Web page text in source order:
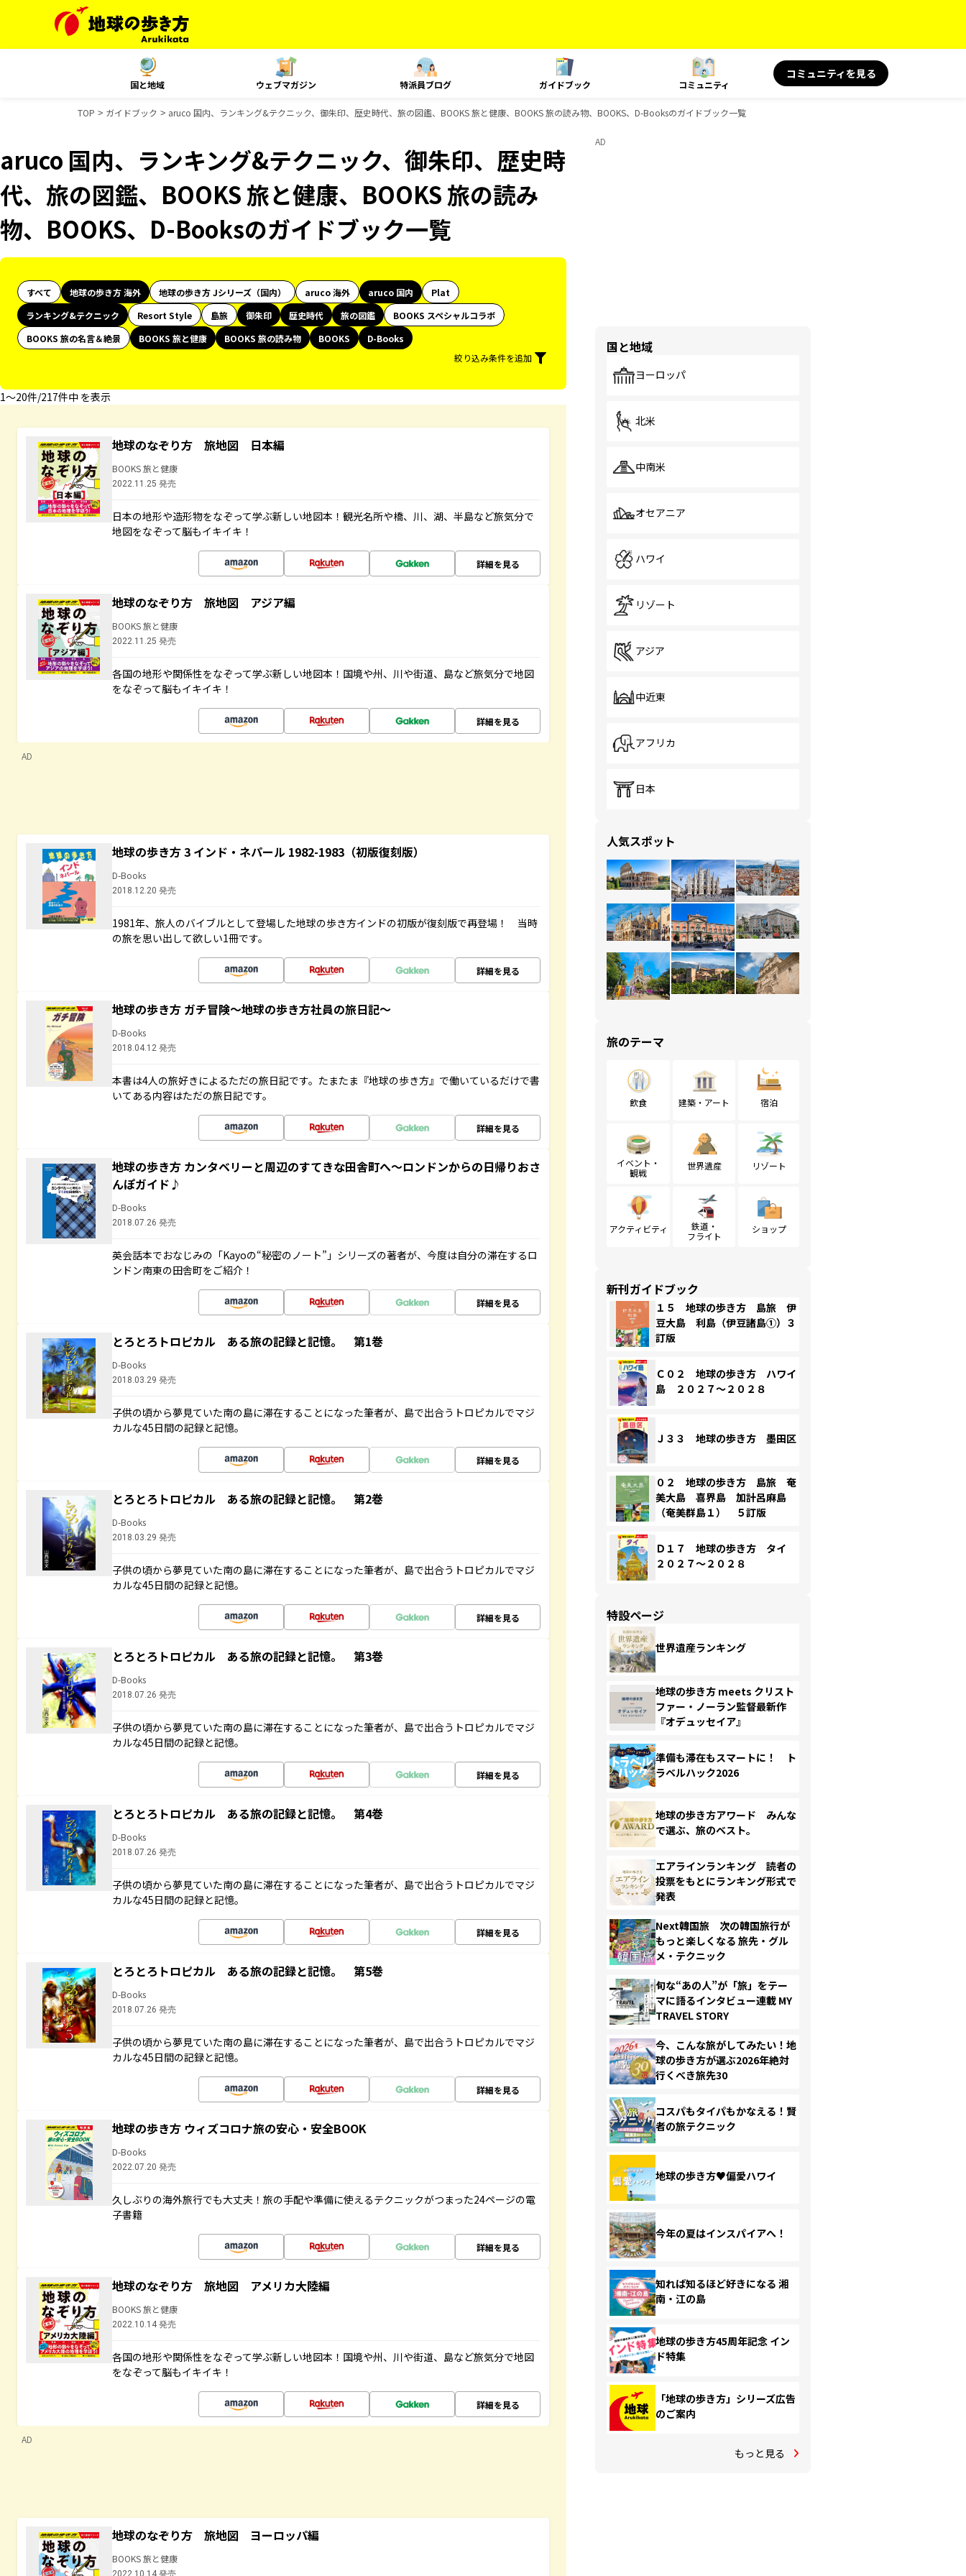
国と地域 ウェブマガジン 特派員ブログ ガイドブック コミュニティ
コミュニティを見る
TOP ガイドブック aruco 国内、ランキング&テクニック、御朱印、歴史時代、旅の図鑑、BOOKS 旅と健康、BOOKS 旅の読み物、BOOKS、D-Booksのガイドブック一覧
aruco 国内、ランキング&テクニック、御朱印、歴史時
代、旅の図鑑、BOOKS 旅と健康、BOOKS 旅の読み
物、BOOKS、D-Booksのガイドブック一覧
すべて 地球の歩き方 海外 地球の歩き方 Jシリーズ（国内） aruco 海外 aruco 国内
Plat
ランキング&テクニック
Resort Style 島旅 御朱印 歴史時代 旅の図鑑
BOOKS スペシャルコラボ
BOOKS 旅の名言＆絶景
BOOKS 旅と健康 BOOKS 旅の読み物 BOOKS
D-Books
絞り込み条件を追加
1〜20件/217件中 を表示
地球のなぞり方 旅地図 日本編
BOOKS 旅と健康
2022.11.25 発売
日本の地形や造形物をなぞって学ぶ新しい地図本！観光名所や橋、川、湖、半島など旅気分で
地図をなぞって脳もイキイキ！
詳細を見る
地球のなぞり方 旅地図 アジア編
BOOKS 旅と健康
2022.11.25 発売
各国の地形や関係性をなぞって学ぶ新しい地図本！国境や州、川や街道、島など旅気分で地図
をなぞって脳もイキイキ！
詳細を見る
AD
地球の歩き方 3 インド・ネパール 1982-1983（初版復刻版）
D-Books
2018.12.20 発売
1981年、旅人のバイブルとして登場した地球の歩き方インドの初版が復刻版で再登場！ 当時
の旅を思い出して欲しい1冊です。
詳細を見る
地球の歩き方 ガチ冒険～地球の歩き方社員の旅日記～
D-Books
2018.04.12 発売
本書は4人の旅好きによるただの旅日記です。たまたま『地球の歩き方』で働いているだけで書
いてある内容はただの旅日記です。
詳細を見る
地球の歩き方 カンタベリーと周辺のすてきな田舎町へ～ロンドンからの日帰りおさ
んぽガイド♪
D-Books
2018.07.26 発売
英会話本でおなじみの「Kayoの“秘密のノート”」シリーズの著者が、今度は自分の滞在するロ
ンドン南東の田舎町をご紹介！
詳細を見る
とろとろトロピカル ある旅の記録と記憶。 第1巻
D-Books
2018.03.29 発売
子供の頃から夢見ていた南の島に滞在することになった筆者が、島で出合うトロピカルでマジ
カルな45日間の記録と記憶。
詳細を見る
とろとろトロピカル ある旅の記録と記憶。 第2巻
D-Books
2018.03.29 発売
子供の頃から夢見ていた南の島に滞在することになった筆者が、島で出合うトロピカルでマジ
カルな45日間の記録と記憶。
詳細を見る
とろとろトロピカル ある旅の記録と記憶。 第3巻
D-Books
2018.07.26 発売
子供の頃から夢見ていた南の島に滞在することになった筆者が、島で出合うトロピカルでマジ
カルな45日間の記録と記憶。
詳細を見る
とろとろトロピカル ある旅の記録と記憶。 第4巻
D-Books
2018.07.26 発売
子供の頃から夢見ていた南の島に滞在することになった筆者が、島で出合うトロピカルでマジ
カルな45日間の記録と記憶。
詳細を見る
とろとろトロピカル ある旅の記録と記憶。 第5巻
D-Books
2018.07.26 発売
子供の頃から夢見ていた南の島に滞在することになった筆者が、島で出合うトロピカルでマジ
カルな45日間の記録と記憶。
詳細を見る
地球の歩き方 ウィズコロナ旅の安心・安全BOOK
D-Books
2022.07.20 発売
久しぶりの海外旅行でも大丈夫！旅の手配や準備に使えるテクニックがつまった24ページの電
子書籍
詳細を見る
地球のなぞり方 旅地図 アメリカ大陸編
BOOKS 旅と健康
2022.10.14 発売
各国の地形や関係性をなぞって学ぶ新しい地図本！国境や州、川や街道、島など旅気分で地図
をなぞって脳もイキイキ！
詳細を見る
AD
地球のなぞり方 旅地図 ヨーロッパ編
BOOKS 旅と健康
2022.10.14 発売
AD
国と地域
ヨーロッパ
北米
中南米
オセアニア
ハワイ
リゾート
アジア
中近東
アフリカ
日本
人気スポット
旅のテーマ
飲食 建築・アート 宿泊
イベント・
観戦
世界遺産 リゾート
アクティビティ
鉄道・
フライト
ショップ
新刊ガイドブック
１５ 地球の歩き方 島旅 伊
豆大島 利島（伊豆諸島①）３
訂版
Ｃ０２ 地球の歩き方 ハワイ
島 ２０２７～２０２８
Ｊ３３ 地球の歩き方 墨田区
０２ 地球の歩き方 島旅 奄
美大島 喜界島 加計呂麻島
（奄美群島１） ５訂版
Ｄ１７ 地球の歩き方 タイ
２０２７～２０２８
特設ページ
世界遺産ランキング
地球の歩き方 meets クリスト
ファー・ノーラン監督最新作
『オデュッセイア』
準備も滞在もスマートに！ ト
ラベルハック2026
地球の歩き方アワード みんな
で選ぶ、旅のベスト。
エアラインランキング 読者の
投票をもとにランキング形式で
発表
Next韓国旅 次の韓国旅行が
もっと楽しくなる 旅先・グル
メ・テクニック
旬な“あの人”が「旅」をテー
マに語るインタビュー連載 MY
TRAVEL STORY
今、こんな旅がしてみたい！地
球の歩き方が選ぶ2026年絶対
行くべき旅先30
コスパもタイパもかなえる！賢
者の旅テクニック
地球の歩き方♥偏愛ハワイ
今年の夏はインスパイアへ！
知れば知るほど好きになる 湘
南・江の島
地球の歩き方45周年記念 イン
ド特集
「地球の歩き方」シリーズ広告
のご案内
もっと見る